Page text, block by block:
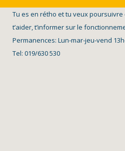
Tu es en rétho et tu veux
t’aider, t’informer sur le
Permanences: Lun-mar-jeu-vend
Tel: 019/630 530